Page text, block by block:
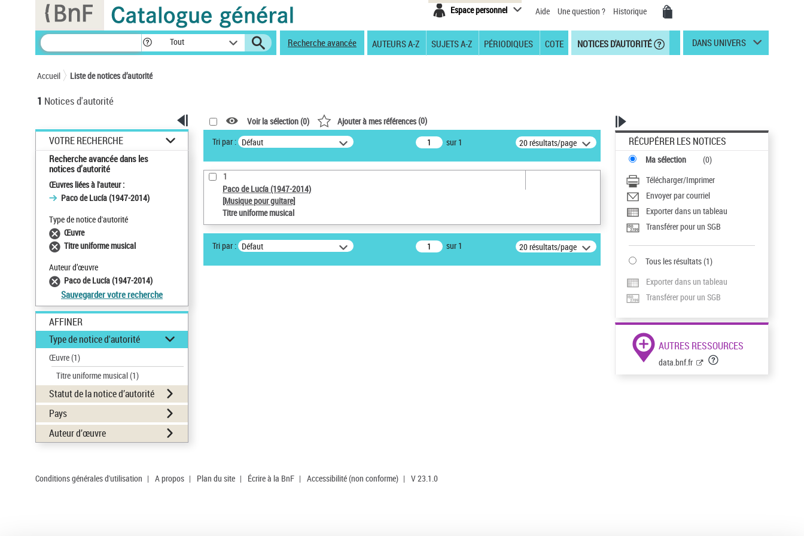
Espace personnel Aide Une question ? Historique
Tout Recherche avancée AUTEURS A-Z SUJETS A-Z PÉRIODIQUES COTE NOTICES D'AUTORITÉ DANS UNIVERS
Accueil Liste de notices d’autorité
1 Notices d'autorité
VOTRE RECHERCHE
Recherche avancée dans les
notices d’autorité
Œuvres liées à l'auteur :
Paco de Lucía (1947-2014)
Type de notice d'autorité
Œuvre
Titre uniforme musical
Auteur d’œuvre
Paco de Lucía (1947-2014)
Sauvegarder votre recherche
AFFINER
Type de notice d'autorité
Œuvre(1)
Titre uniforme musical(1)
Statut de la notice d’autorité
Pays
Auteur d’œuvre
Voir la sélection (0) Ajouter à mes références(0)
Tri par : Défaut sur 1 20 résultats/page
1
Paco de Lucía (1947-2014)
[Musique pour guitare]
Titre uniforme musical
Tri par : Défaut sur 1 20 résultats/page
RÉCUPÉRER LES NOTICES
Ma sélection (0)
Télécharger/Imprimer
Envoyer par courriel
Exporter dans un tableau
Transférer pour un SGB
Tous les résultats(1)
Exporter dans un tableau
Transférer pour un SGB
AUTRES RESSOURCES
data.bnf.fr
Conditions générales d'utilisation | A propos | Plan du site | Écrire à la BnF | Accessibilité (non conforme) | V 23.1.0
Panneau de gestion des cookies